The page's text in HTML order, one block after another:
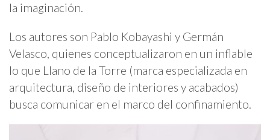
la imaginación.
Los autores son Pablo Kobayashi y Germán
Velasco, quienes conceptualizaron en un inflable
lo que Llano de la Torre (marca especializada en
arquitectura, diseño de interiores y acabados)
busca comunicar en el marco del confinamiento.